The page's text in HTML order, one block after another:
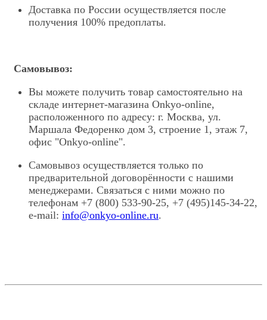
Доставка по России осуществляется после
получения 100% предоплаты.
Самовывоз:
Вы можете получить товар самостоятельно на
складе интернет-магазина Onkyo-online,
расположенного по адресу: г. Москва, ул.
Маршала Федоренко дом 3, строение 1, этаж 7,
офис "Onkyo-online".
Самовывоз осуществляется только по
предварительной договорённости с нашими
менеджерами. Связаться с ними можно по
телефонам +7 (800) 533-90-25, +7 (495)145-34-22,
е-mail: info@onkyo-online.ru.